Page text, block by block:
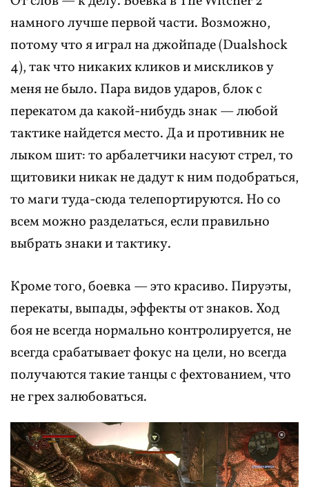
намного лучше первой части. Возможно,
потому что я играл на джойпаде (Dualshock
4), так что никаких кликов и мискликов у
меня не было. Пара видов ударов, блок с
перекатом да какой-нибудь знак — любой
тактике найдется место. Да и противник не
лыком шит: то арбалетчики насуют стрел, то
щитовики никак не дадут к ним подобраться,
то маги туда-сюда телепортируются. Но со
всем можно разделаться, если правильно
выбрать знаки и тактику.
Кроме того, боевка — это красиво. Пируэты,
перекаты, выпады, эффекты от знаков. Ход
боя не всегда нормально контролируется, не
всегда срабатывает фокус на цели, но всегда
получаются такие танцы с фехтованием, что
не грех залюбоваться.